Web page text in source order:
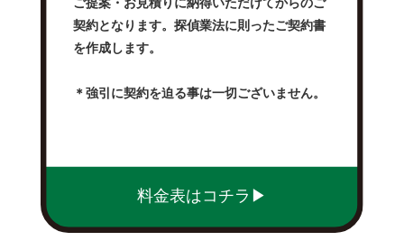
契約となります。探偵業法に則ったご契約書
を作成します。
＊強引に契約を迫る事は一切ございません。
料金表はコチラ▶︎